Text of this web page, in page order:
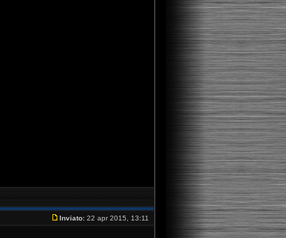
Inviato: 22 apr 2015, 13:11